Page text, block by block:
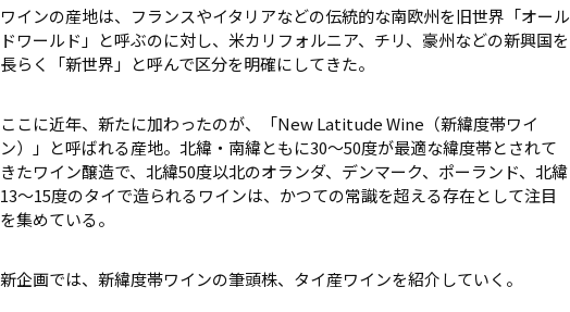
ワインの産地は、フランスやイタリアなどの伝統的な南欧州を旧世界「オール
ドワールド」と呼ぶのに対し、米カリフォルニア、チリ、豪州などの新興国を
長らく「新世界」と呼んで区分を明確にしてきた。
ここに近年、新たに加わったのが、「New Latitude Wine（新緯度帯ワイ
ン）」と呼ばれる産地。北緯・南緯ともに30～50度が最適な緯度帯とされて
きたワイン醸造で、北緯50度以北のオランダ、デンマーク、ポーランド、北緯
13～15度のタイで造られるワインは、かつての常識を超える存在として注目
を集めている。
新企画では、新緯度帯ワインの筆頭株、タイ産ワインを紹介していく。